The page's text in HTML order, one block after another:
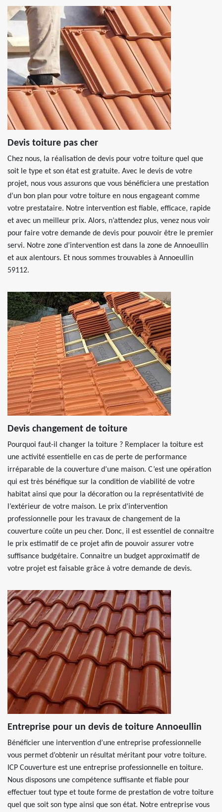
Devis toiture pas cher
Chez nous, la réalisation de devis pour votre toiture quel que
soit le type et son état est gratuite. Avec le devis de votre
projet, nous vous assurons que vous bénéficiera une prestation
d’un bon plan pour votre toiture en nous engageant comme
votre prestataire. Notre intervention est fiable, efficace, rapide
et avec un meilleur prix. Alors, n’attendez plus, venez nous voir
pour faire votre demande de devis pour pouvoir être le premier
servi. Notre zone d’intervention est dans la zone de Annoeullin
et aux alentours. Et nous sommes trouvables à Annoeullin
59112.
Devis changement de toiture
Pourquoi faut-il changer la toiture ? Remplacer la toiture est
une activité essentielle en cas de perte de performance
irréparable de la couverture d’une maison. C’est une opération
qui est très bénéfique sur la condition de viabilité de votre
habitat ainsi que pour la décoration ou la représentativité de
l’extérieur de votre maison. Le prix d’intervention
professionnelle pour les travaux de changement de la
couverture coûte un peu cher. Donc, il est essentiel de connaitre
le prix estimatif de ce projet afin de pouvoir assurer votre
suffisance budgétaire. Connaitre un budget approximatif de
votre projet est faisable grâce à votre demande de devis.
Entreprise pour un devis de toiture Annoeullin
Bénéficier une intervention d’une entreprise professionnelle
vous permet d’obtenir un résultat méritant pour votre toiture.
ICP Couverture est une entreprise professionnelle en toiture.
Nous disposons une compétence suffisante et fiable pour
effectuer tout type et toute forme de prestation de votre toiture
quel que soit son type ainsi que son état. Notre entreprise vous